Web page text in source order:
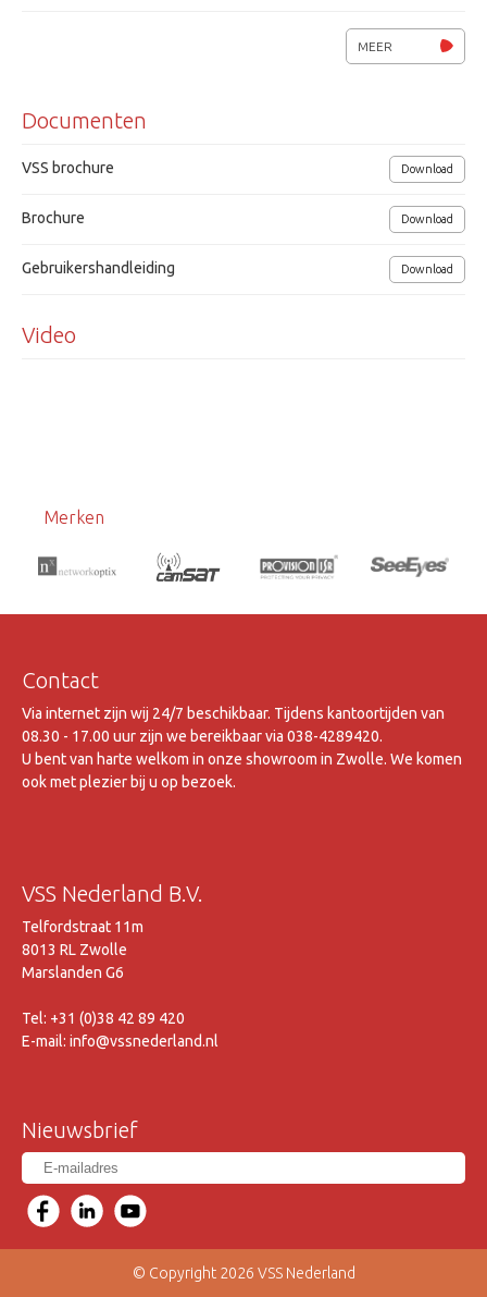
Afmetingen (BxHxD) 100x135x66mm
5 jaar garantie
Raytec
MEER
Documenten
VSS brochure Download
Brochure Download
Gebruikershandleiding Download
Video
Merken
Contact
Via internet zijn wij 24/7 beschikbaar. Tijdens kantoortijden van
08.30 - 17.00 uur zijn we bereikbaar via 038-4289420.
U bent van harte welkom in onze showroom in Zwolle. We komen
ook met plezier bij u op bezoek.
VSS Nederland B.V.
Telfordstraat 11m
8013 RL Zwolle
Marslanden G6
Tel: +31 (0)38 42 89 420
E-mail: info@vssnederland.nl
Nieuwsbrief
© Copyright 2026 VSS Nederland